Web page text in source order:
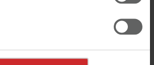
DOZOWANIE